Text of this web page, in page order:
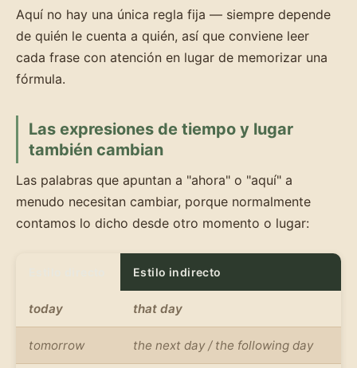
Aquí no hay una única regla fija — siempre depende
de quién le cuenta a quién, así que conviene leer
cada frase con atención en lugar de memorizar una
fórmula.
Las expresiones de tiempo y lugar
también cambian
Las palabras que apuntan a "ahora" o "aquí" a
menudo necesitan cambiar, porque normalmente
contamos lo dicho desde otro momento o lugar:
Estilo indirecto
today that day
tomorrow the next day / the following day